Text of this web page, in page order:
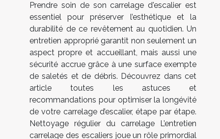
Prendre soin de son carrelage d'escalier est
essentiel pour préserver l’esthétique et la
durabilité de ce revêtement au quotidien. Un
entretien approprié garantit non seulement un
aspect propre et accueillant, mais aussi une
sécurité accrue grâce à une surface exempte
de saletés et de débris. Découvrez dans cet
article toutes les astuces et
recommandations pour optimiser la longévité
de votre carrelage d’escalier, étape par étape.
Nettoyage régulier du carrelage L’entretien
carrelage des escaliers joue un rôle primordial